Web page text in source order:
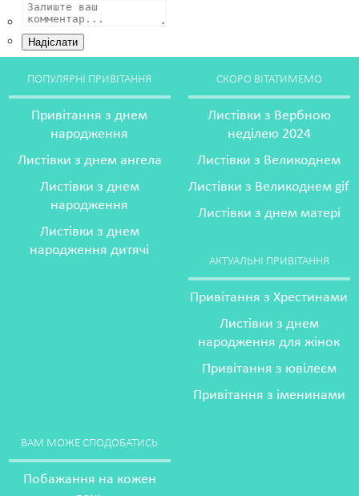
Надіслати
ПОПУЛЯРНІ ПРИВІТАННЯ
Привітання з днем
народження
Листівки з днем ангела
Листівки з днем
народження
Листівки з днем
народження дитячі
СКОРО ВІТАТИМЕМО
Листівки з Вербною
неділею 2024
Листівки з Великоднем
Листівки з Великоднем gif
Листівки з днем матері
АКТУАЛЬНІ ПРИВІТАННЯ
Привітання з Хрестинами
Листівки з днем
народження для жінок
Привітання з ювілеєм
Привітання з іменинами
ВАМ МОЖЕ СПОДОБАТИСЬ
Побажання на кожен